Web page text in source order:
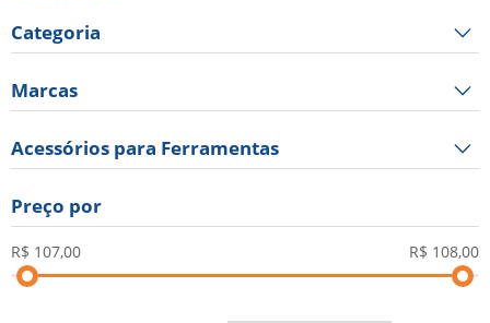
Categoria
Marcas
Acessórios para Ferramentas
Preço por